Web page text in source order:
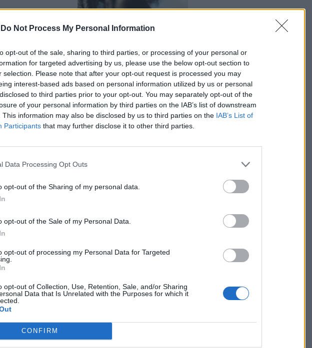
Do Not Process My Personal Information
opt-out of the sale, sharing to third parties, or processing of your personal or
for targeted advertising by us, please use the below opt-out section to
selection. Please note that after your opt-out request is processed you may
interest-based ads based on personal information utilized by us or personal
to third parties prior to your opt-out. You may separately opt-out of the
of your personal information by third parties on the IAB’s list of downstream
This information may also be disclosed by us to third parties on the IAB’s List of
Participants that may further disclose it to other third parties.
Data Processing Opt Outs
opt-out of the Sharing of my personal data.
opt-out of the Sale of my Personal Data.
opt-out of processing my Personal Data for Targeted
opt-out of Collection, Use, Retention, Sale, and/or Sharing
Data that Is Unrelated with the Purposes for which it
CONFIRM
Giornale»
Umberto
Kant
ancora
Eder.
«Nulla è